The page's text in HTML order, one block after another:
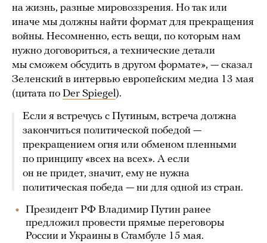
на жизнь, разные мировоззрения. Но так или
иначе мы должны найти формат для прекращения
войны. Несомненно, есть вещи, по которым нам
нужно договориться, а технические детали
мы сможем обсудить в другом формате», — сказал
Зеленский в интервью европейским медиа 13 мая
(цитата по Der Spiegel).
Если я встречусь с Путиным, встреча должна
закончиться политической победой —
прекращением огня или обменом пленными
по принципу «всех на всех». А если
он не придет, значит, ему не нужна
политическая победа — ни для одной из стран.
Президент РФ Владимир Путин ранее
предложил провести прямые переговоры
России и Украины в Стамбуле 15 мая.